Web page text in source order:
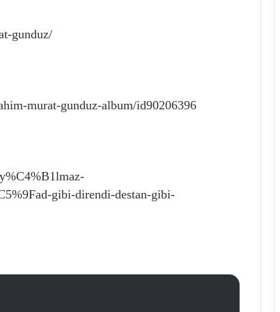
gunduz/
murat-gunduz-album/id90206396
gibi-direndi-destan-gibi-